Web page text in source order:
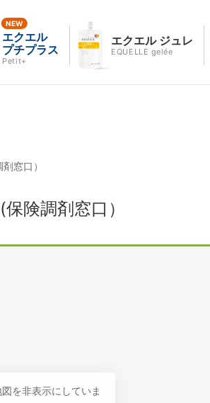
エクエル
プチプラス
Petit+
エクエル ジュレ
EQUELLE gelée
窓口）
険調剤窓口）
を非表示にしていま